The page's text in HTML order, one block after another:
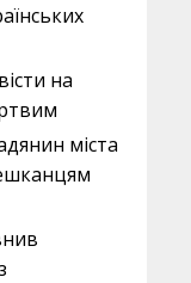
на
міста